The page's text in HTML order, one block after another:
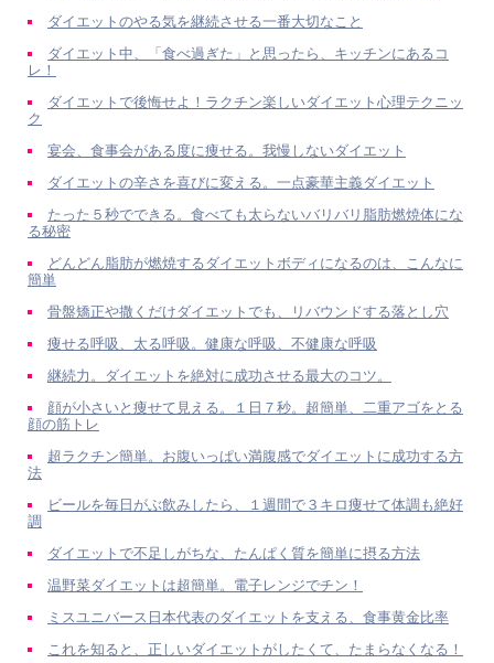
ダイエットのやる気を継続させる一番大切なこと
ダイエット中、「食べ過ぎた」と思ったら、キッチンにあるコ
レ！
ダイエットで後悔せよ！ラクチン楽しいダイエット心理テクニッ
ク
宴会、食事会がある度に痩せる。我慢しないダイエット
ダイエットの辛さを喜びに変える。一点豪華主義ダイエット
たった５秒でできる。食べても太らないバリバリ脂肪燃焼体にな
る秘密
どんどん脂肪が燃焼するダイエットボディになるのは、こんなに
簡単
骨盤矯正や撒くだけダイエットでも、リバウンドする落とし穴
痩せる呼吸、太る呼吸。健康な呼吸、不健康な呼吸
継続力。ダイエットを絶対に成功させる最大のコツ。
顔が小さいと痩せて見える。１日７秒。超簡単、二重アゴをとる
顔の筋トレ
超ラクチン簡単。お腹いっぱい満腹感でダイエットに成功する方
法
ビールを毎日がぶ飲みしたら、１週間で３キロ痩せて体調も絶好
調
ダイエットで不足しがちな、たんぱく質を簡単に摂る方法
温野菜ダイエットは超簡単。電子レンジでチン！
ミスユニバース日本代表のダイエットを支える、食事黄金比率
これを知ると、正しいダイエットがしたくて、たまらなくなる！